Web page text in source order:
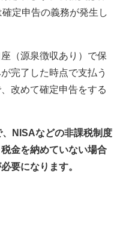
定申告の義務が発生し
（源泉徴収あり）で保
完了した時点で支払う
改めて確定申告をする
NISAなどの非課税制度
金を納めていない場合
要になります。